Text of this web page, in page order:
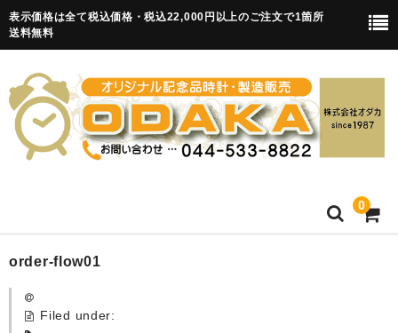
表示価格は全て税込価格・税込22,000円以上のご注文で1箇所
送料無料
0
HOME
卒園記念品
order-flow01
Filed under: